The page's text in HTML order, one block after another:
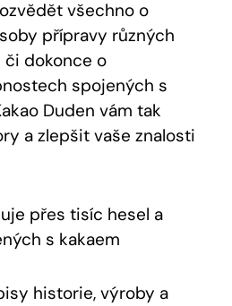
všechno o
přípravy různých
či dokonce o
‌spojených s
Duden ‍vám⁢ tak
a zlepšit⁢ vaše ⁢znalosti
přes tisíc ​hesel a
s ‌kakaem
historie, výroby a